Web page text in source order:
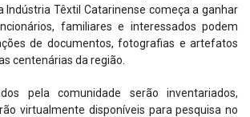
Indústria Têxtil Catarinense começa a ganhar
familiares e interessados podem
de documentos, fotografias e artefatos
centenárias da região.
pela comunidade serão inventariados,
virtualmente disponíveis para pesquisa no